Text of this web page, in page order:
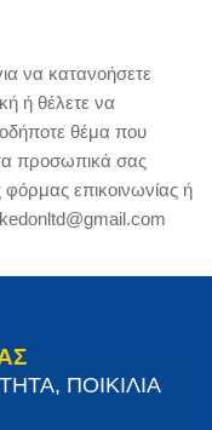
να κατανοήσετε
ή θέλετε να
θέμα που
τα προσωπικά σας
φόρμας επικοινωνίας ή
ΠΟΙΚΙΛΙΑ